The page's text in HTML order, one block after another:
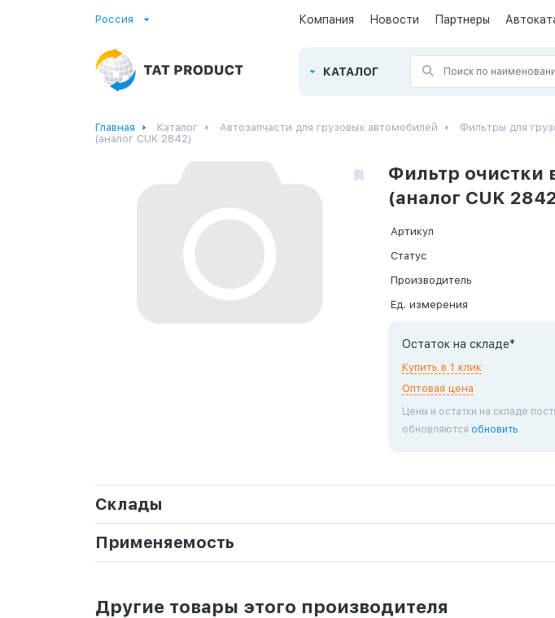
Россия Компания Новости Партнеры
КАТАЛОГ
Главная Каталог Автозапчасти для грузовых автомобилей Фильтры для
(аналог CUK 2842)
Фильтр очистки
(аналог CUK
Артикул
Статус
Производитель
Ед. измерения
Остаток на складе*
Купить в 1 клик
Оптовая цена
Цены и остатки на складе
обновляются обновить
Склады
Применяемость
Другие товары этого производителя